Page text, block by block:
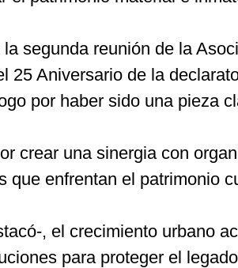
segunda reunión de la
25 Aniversario de la
por haber sido una pieza
crear una sinergia con
que enfrentan el patrimonio
, el crecimiento urbano
para proteger el